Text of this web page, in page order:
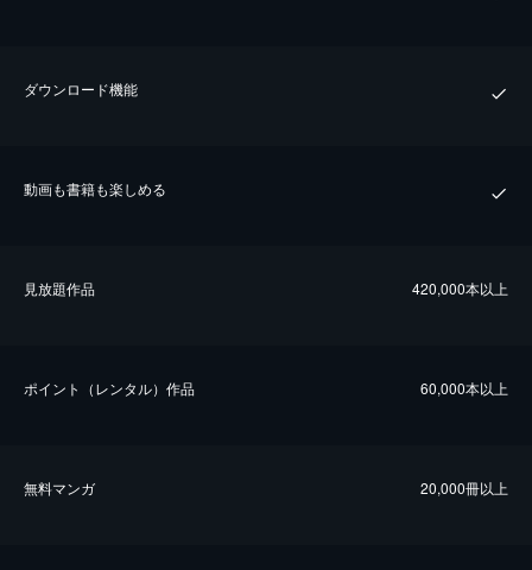
ダウンロード機能
動画も書籍も楽しめる
⾒放題作品 420,000本以上
ポイント（レンタル）作品 60,000本以上
無料マンガ 20,000冊以上